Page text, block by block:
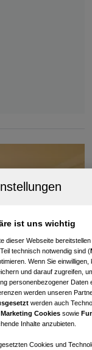
| BAD
ist uns wichtig
dieser Webseite
technisch notwendig sind (
Wenn Sie
und darauf zugreifen,
personenbezogener
werden unseren
werden auch
Cookies sowie
Inhalte anzubieten.
Cookies und